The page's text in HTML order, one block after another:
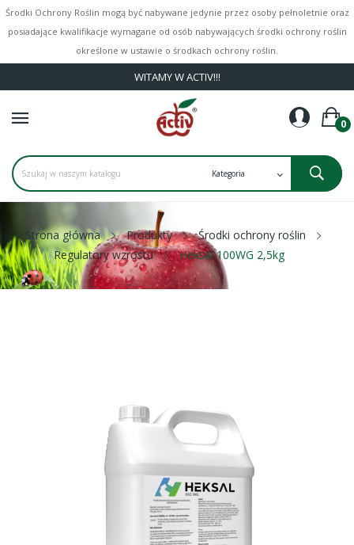
Środki Ochrony Roślin mogą być nabywane jedynie przez osoby pełnoletnie oraz
posiadające kwalifikacje wymagane od osób nabywających środki ochrony roślin
określone w ustawie o środkach ochrony roślin.
WITAMY W ACTIV!!!
0
Strona główna Produkty
Środki ochrony roślin
Regulatory wzrostu
Heksal 100WG 2,5kg